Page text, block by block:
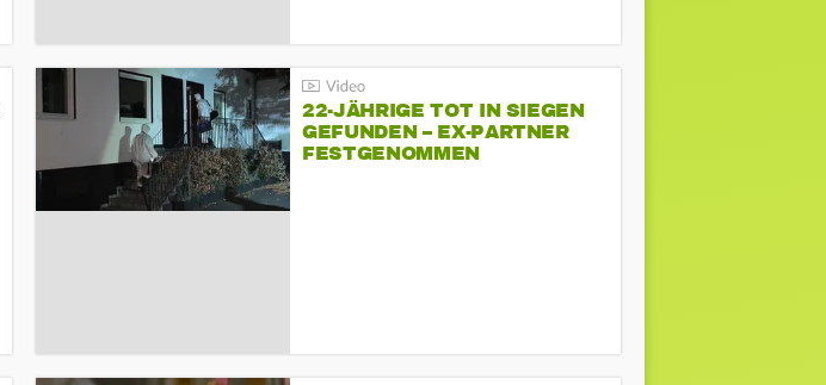
22-JÄHRIGE TOT IN SIEGEN
GEFUNDEN – EX-PARTNER
FESTGENOMMEN